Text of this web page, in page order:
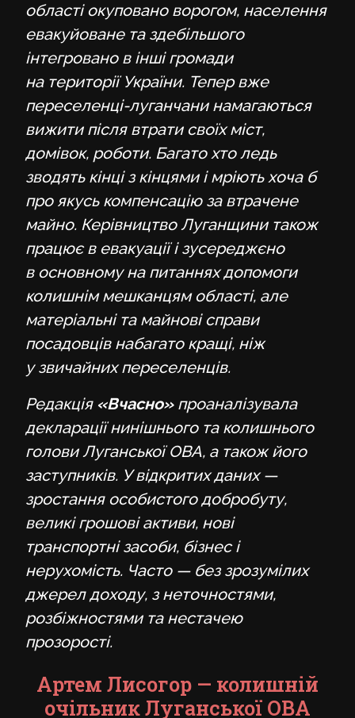
області окуповано ворогом, населення
евакуйоване та здебільшого
інтегровано в інші громади
на території України. Тепер вже
переселенці-луганчани намагаються
вижити після втрати своїх міст,
домівок, роботи. Багато хто ледь
зводять кінці з кінцями і мріють хоча б
про якусь компенсацію за втрачене
майно. Керівництво Луганщини також
працює в евакуації і зусереджєно
в основному на питаннях допомоги
колишнім мешканцям області, але
матеріальні та майнові справи
посадовців набагато кращі, ніж
у звичайних переселенців.
Редакція«Вчасно»проаналізувала
декларації нинішнього та колишнього
голови Луганської ОВА, а також його
заступників. У відкритих даних —
зростання особистого добробуту,
великі грошові активи, нові
транспортні засоби, бізнес і
нерухомість. Часто — без зрозумілих
джерел доходу, з неточностями,
розбіжностями та нестачею
прозорості.
Артем Лисогор — колишній
очільник Луганської ОВА